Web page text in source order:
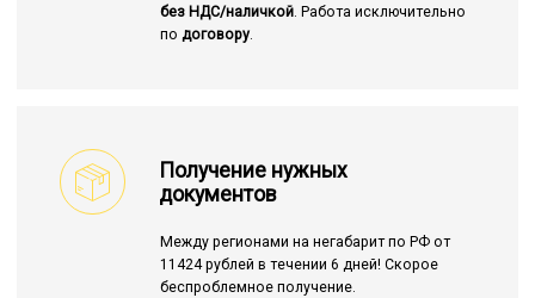
без НДС/наличкой. Работа исключительно
по договору.
Получение нужных
документов
Между регионами на негабарит по РФ от
11424 рублей в течении 6 дней! Скорое
беспроблемное получение.